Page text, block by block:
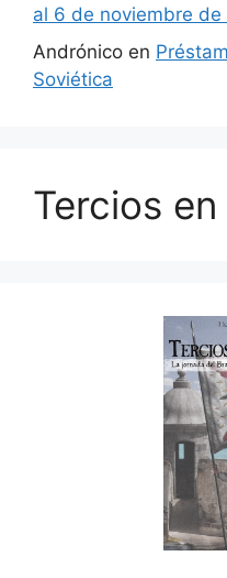
al 6 de noviembre de
Andrónico en
Soviética
Tercios